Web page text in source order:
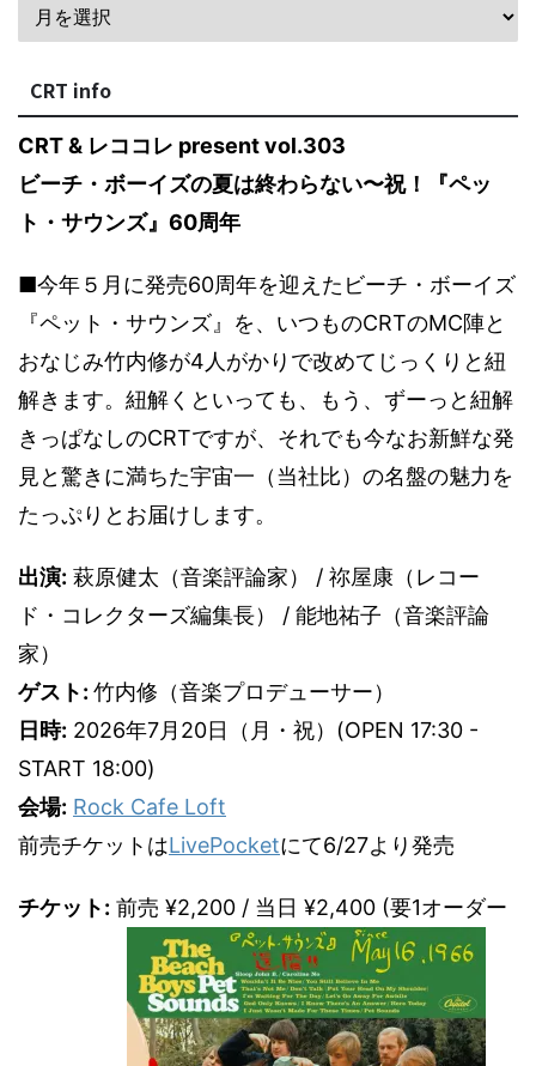
CRT info
CRT & レココレ present vol.303
ビーチ・ボーイズの夏は終わらない〜祝！『ペッ
ト・サウンズ』60周年
■今年５月に発売60周年を迎えたビーチ・ボーイズ
『ペット・サウンズ』を、いつものCRTのMC陣と
おなじみ竹内修が4人がかりで改めてじっくりと紐
解きます。紐解くといっても、もう、ずーっと紐解
きっぱなしのCRTですが、それでも今なお新鮮な発
見と驚きに満ちた宇宙一（当社比）の名盤の魅力を
たっぷりとお届けします。
出演: 萩原健太（音楽評論家） / 祢屋康（レコー
ド・コレクターズ編集長） / 能地祐子（音楽評論
家）
ゲスト: 竹内修（音楽プロデューサー）
日時: 2026年7月20日（月・祝）(OPEN 17:30 -
START 18:00)
会場: Rock Cafe Loft
前売チケットはLivePocketにて6/27より発売
チケット: 前売 ¥2,200 / 当日 ¥2,400 (要1オーダー